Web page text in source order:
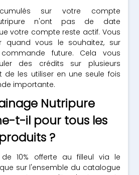
sur votre compte
n'ont pas de date
votre compte reste actif. Vous
quand vous le souhaitez, sur
future. Cela vous
des crédits sur plusieurs
de les utiliser en une seule fois
importante.
Nutripure
t-il pour tous les
produits ?
10% offerte au filleul via le
sur l'ensemble du catalogue